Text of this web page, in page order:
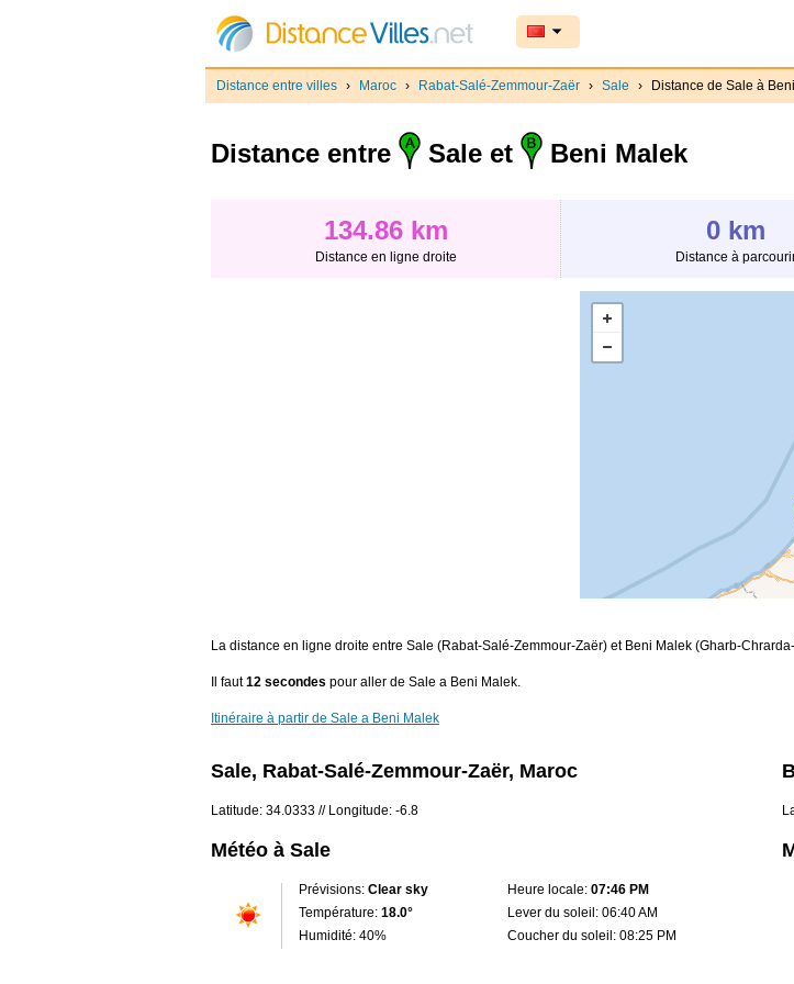
Distance entre villes › Maroc › Rabat-Salé-Zemmour-Zaër › Sale › Distance de Sale à
Distance entre Sale et Beni Malek
134.86 km
Distance en ligne droite
0 km
Distance à
La distance en ligne droite entre Sale (Rabat-Salé-Zemmour-Zaër) et Beni Malek (Gharb-
Il faut12 secondes pour aller de Sale a Beni Malek.
Itinéraire à partir de Sale a Beni Malek
Sale, Rabat-Salé-Zemmour-Zaër, Maroc
Latitude: 34.0333 // Longitude: -6.8
Météo à Sale
Prévisions: Clear sky
Température: 18.0°
Humidité: 40%
Heure locale: 07:46 PM
Lever du soleil: 06:40 AM
Coucher du soleil: 08:25 PM